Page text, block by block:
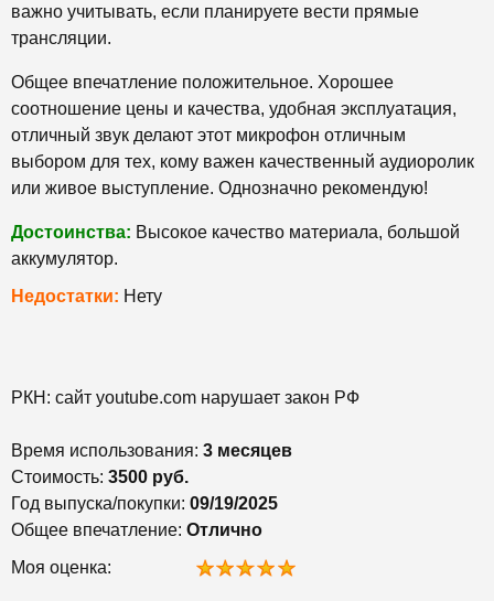
важно учитывать, если планируете вести прямые
трансляции.
Общее впечатление положительное. Хорошее
соотношение цены и качества, удобная эксплуатация,
отличный звук делают этот микрофон отличным
выбором для тех, кому важен качественный аудиоролик
или живое выступление. Однозначно рекомендую!
Достоинства: Высокое качество материала, большой
аккумулятор.
Недостатки: Нету
РКН: сайт youtube.com нарушает закон РФ
Время использования: 3 месяцев
Стоимость: 3500 руб.
Год выпуска/покупки: 09/19/2025
Общее впечатление: Отлично
Моя оценка: